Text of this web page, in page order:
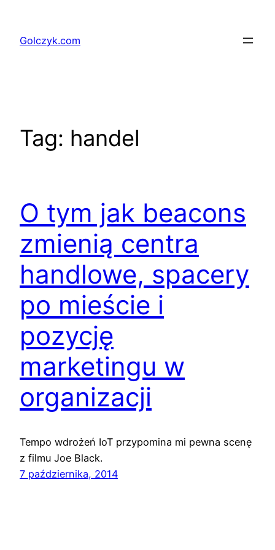
treściGolczyk.com
Tag: handel
O tym jak beacons
zmienią centra
handlowe, spacery
po mieście i
pozycję
marketingu w
organizacji
Tempo wdrożeń IoT przypomina mi pewna scenę
z filmu Joe Black.
7 października, 2014